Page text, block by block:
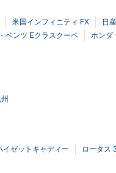
米国インフィニティ FX
日
ベンツ Eクラスクーペ ホンダ
イゼットキャディー ロータス